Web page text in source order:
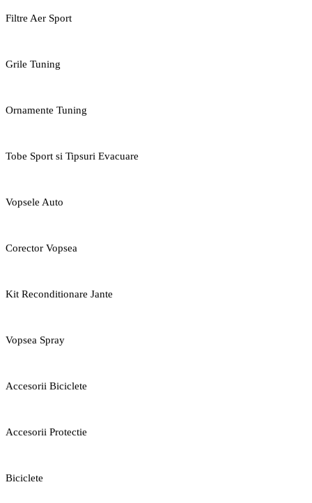
Filtre Aer Sport
Grile Tuning
Ornamente Tuning
Tobe Sport si Tipsuri Evacuare
Vopsele Auto
Corector Vopsea
Kit Reconditionare Jante
Vopsea Spray
Accesorii Biciclete
Accesorii Protectie
Biciclete